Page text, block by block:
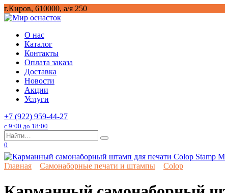
Перейти
к
г.Киров, 610000, а/я 250
О нас
Каталог
Контакты
Оплата заказа
Доставка
Новости
Акции
Услуги
+7 (922) 959-44-27
с 9:00 до 18:00
Search
for:
0
Главная Самонаборные печати и штампы Colop